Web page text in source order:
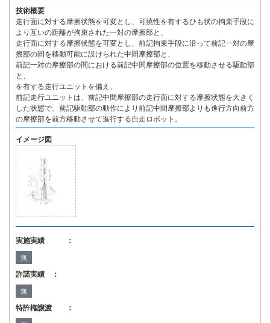
技術概要
走行面に対する摩擦状態を可変とし、可撓性を有するひも状の拘束手段に
より互いの距離が拘束された一対の摩擦部と、
走行面に対する摩擦状態を可変とし、前記拘束手段に沿って前記一対の摩
擦部の間を移動可能に設けられた中間摩擦部と、
前記一対の摩擦部の間における前記中間摩擦部の位置を移動させる駆動部
と、
を有する走行ユニットを備え、
前記走行ユニットは、前記中間摩擦部の走行面に対する摩擦状態を大きく
した状態で、前記駆動部の動作により前記中間摩擦部よりも進行方向前方
の摩擦部を前方移動させて進行する自走ロボット。
イメージ図
実施実績 ：
無
許諾実績 ：
無
特許権譲渡 ：